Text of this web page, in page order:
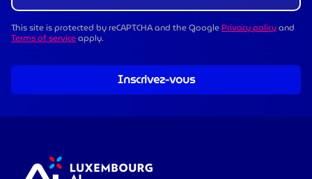
This site is protected by reCAPTCHA and the GooglePrivacy policyand
Terms of serviceapply.
Inscrivez-vous